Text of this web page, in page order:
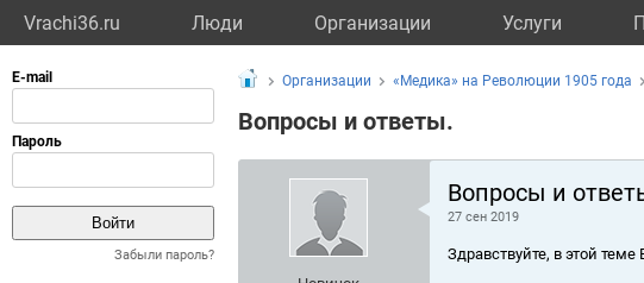
Vrachi36.ru Люди Организации Услуги
Забыли пароль?
Организации «Медика» на Революции 1905 года
Вопросы и ответы.
Вопросы и
27 сен 2019
Здравствуйте, в этой